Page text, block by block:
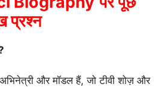
प्रश्न
और मॉडल हैं, जो टीवी शोज़ और